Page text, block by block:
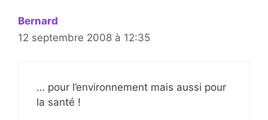
Bernard
12 septembre 2008 à 12:35
… pour l’environnement mais aussi pour
la santé !